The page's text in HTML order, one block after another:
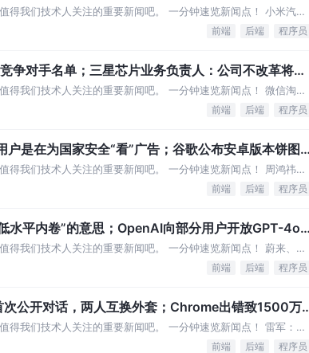
我们技术人关注的重要新闻吧。 一分钟速览新闻点！ 小米汽车
六零最大股
前端 后端 程序员
对手名单；三星芯片业务负责人：公司不改革将陷
我们技术人关注的重要新闻吧。 一分钟速览新闻点！ 微信淘宝
前百度 I
前端 后端 程序员
是在为国家安全“看”广告；谷歌公布安卓版本饼图 |
我们技术人关注的重要新闻吧。 一分钟速览新闻点！ 周鸿祎称
成了不
前端 后端 程序员
水平内卷”的意思；OpenAI向部分用户开放GPT-4o
我们技术人关注的重要新闻吧。 一分钟速览新闻点！ 蔚来、小
出新自研
前端 后端 程序员
公开对话，两人互换外套；Chrome出错致1500万
我们技术人关注的重要新闻吧。 一分钟速览新闻点！ 雷军：小
赛事解说
前端 后端 程序员